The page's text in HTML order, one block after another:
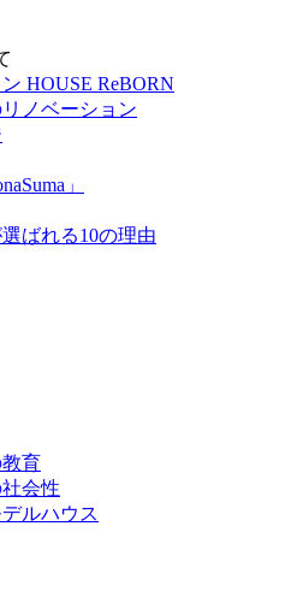
HOUSE ReBORN
ノベーション
」
ばれる10の理由
育
会性
ルハウス